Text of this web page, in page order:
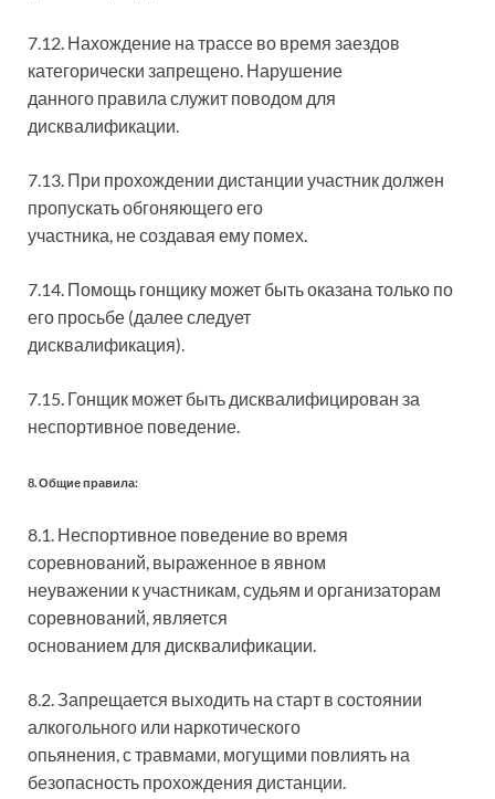
7.12. Нахождение на трассе во время заездов
категорически запрещено. Нарушение
данного правила служит поводом для
дисквалификации.
7.13. При прохождении дистанции участник должен
пропускать обгоняющего его
участника, не создавая ему помех.
7.14. Помощь гонщику может быть оказана только по
его просьбе (далее следует
дисквалификация).
7.15. Гонщик может быть дисквалифицирован за
неспортивное поведение.
8. Общие правила:
8.1. Неспортивное поведение во время
соревнований, выраженное в явном
неуважении к участникам, судьям и организаторам
соревнований, является
основанием для дисквалификации.
8.2. Запрещается выходить на старт в состоянии
алкогольного или наркотического
опьянения, с травмами, могущими повлиять на
безопасность прохождения дистанции.